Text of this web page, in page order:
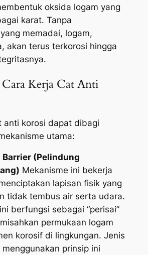
oksida logam yang
karat. Tanpa
memadai, logam,
akan terus terkorosi hingga
Kerja Cat Anti
anti korosi dapat dibagi
utama:
Barrier (Pelindung
Mekanisme ini bekerja
lapisan fisik yang
tidak tembus air serta udara.
berfungsi sebagai “perisai”
permukaan logam
korosif di lingkungan. Jenis
prinsip ini